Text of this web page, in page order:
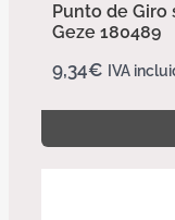
Punto de
Geze 180489
9,34€ IVA